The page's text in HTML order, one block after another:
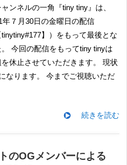
ンネルの一角『tiny tiny』は、
年７月30日の金曜日の配信
tinytiny#177】）をもって最後とな
。 今回の配信をもってtiny tinyは
休止させていただきます。 現状
なります。 今までご視聴いただ
続きを読む
のOGメンバーによる